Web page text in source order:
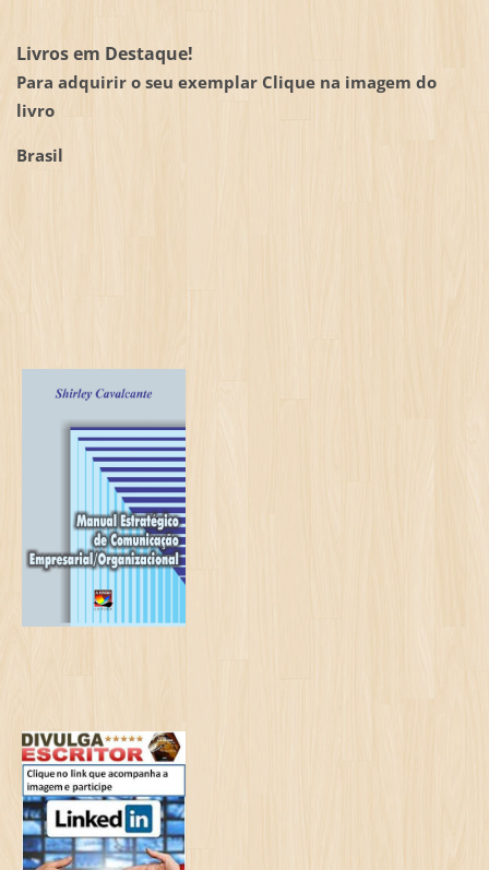
Livros em Destaque!
Para adquirir o seu exemplar Clique na imagem do
livro
Brasil